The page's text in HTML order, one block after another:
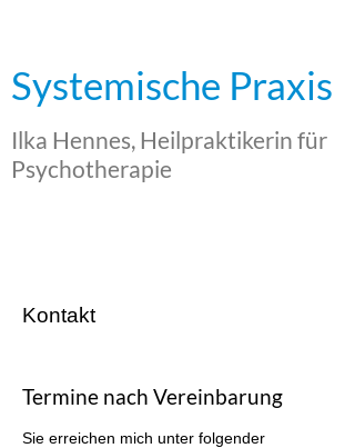
Systemische Praxis
Ilka Hennes, Heilpraktikerin für
Psychotherapie
Kontakt
Termine nach Vereinbarung
Sie erreichen mich unter folgender